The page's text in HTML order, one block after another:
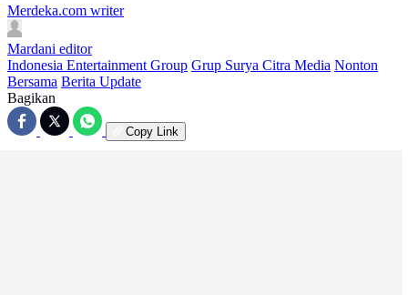
Merdeka.com writer
Mardani editor
Indonesia Entertainment Group Grup Surya Citra Media Nonton
Bersama Berita Update
Bagikan
Copy Link